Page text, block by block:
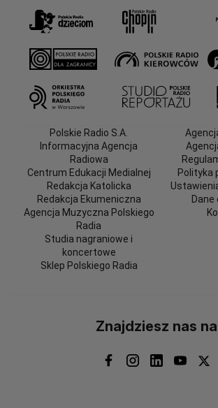
Polskie Radio S.A.
Informacyjna Agencja
Radiowa
Centrum Edukacji Medialnej
Redakcja Katolicka
Redakcja Ekumeniczna
Agencja Muzyczna Polskiego
Radia
Studia nagraniowe i
koncertowe
Sklep Polskiego Radia
Polityka
Dane
Znajdziesz nas na